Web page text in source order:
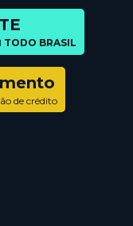
TODO BRASIL
de crédito